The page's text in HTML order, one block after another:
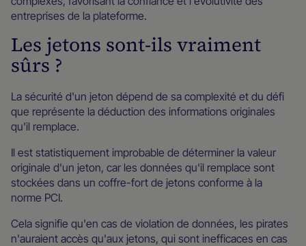
entreprises de la plateforme.
Les jetons sont-ils vraiment
sûrs ?
La sécurité d'un jeton dépend de sa complexité et du défi
que représente la déduction des informations originales
qu'il remplace.
Il est statistiquement improbable de déterminer la valeur
originale d'un jeton, car les données qu'il remplace sont
stockées dans un coffre-fort de jetons conforme à la
norme PCI.
Cela signifie qu'en cas de violation de données, les pirates
n'auraient accès qu'aux jetons, qui sont inefficaces en cas